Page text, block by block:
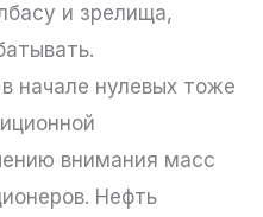
и зрелища,
начале нулевых тоже
внимания масс
Нефть